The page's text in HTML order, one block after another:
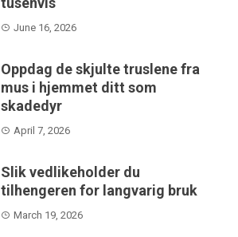
June 16, 2026
Oppdag de skjulte truslene fra
mus i hjemmet ditt som
skadedyr
April 7, 2026
Slik vedlikeholder du
tilhengeren for langvarig bruk
March 19, 2026